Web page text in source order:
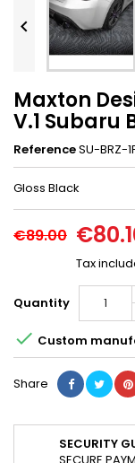

Maxton
V.1 Subaru
ReferenceSU-BRZ-
Gloss Black
€89.00
Tax
Quantity
 Custom
Share
SECURITY